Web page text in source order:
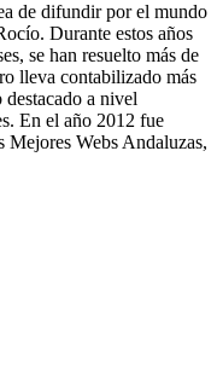
de difundir por el mundo
Durante estos años
se han resuelto más de
lleva contabilizado más
a nivel
En el año 2012 fue
Mejores Webs Andaluzas,